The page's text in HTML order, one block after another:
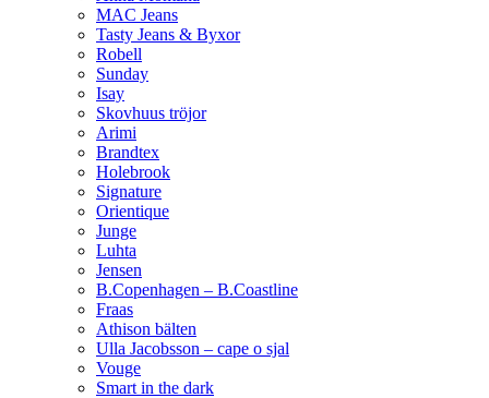
MAC Jeans
Tasty Jeans & Byxor
Robell
Sunday
Isay
Skovhuus tröjor
Arimi
Brandtex
Holebrook
Signature
Orientique
Junge
Luhta
Jensen
B.Copenhagen – B.Coastline
Fraas
Athison bälten
Ulla Jacobsson – cape o sjal
Vouge
Smart in the dark